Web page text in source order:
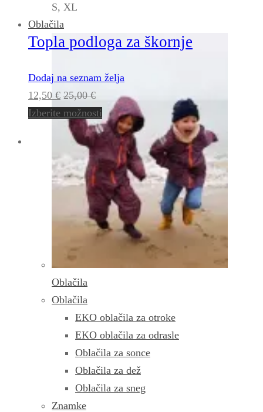
Oblačila
Oblačila
Oblačila
EKO oblačila za otroke
EKO oblačila za odrasle
Oblačila za sonce
Oblačila za dež
Oblačila za sneg
Znamke
S, XL
Topla podloga za škornje
Dodaj na seznam želja
12,50 € 25,00€
Izberite možnosti